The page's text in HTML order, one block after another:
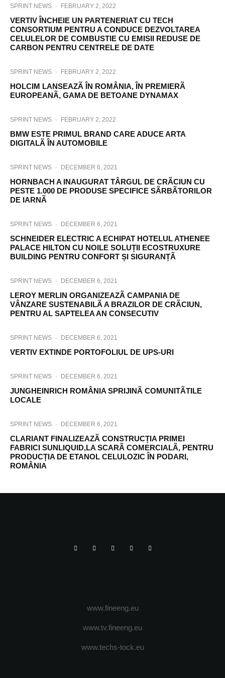
SPRINT NEWS · FEBRUARY 2, 2022
VERTIV ÎNCHEIE UN PARTENERIAT CU TECH
CONSORTIUM PENTRU A CONDUCE DEZVOLTAREA
CELULELOR DE COMBUSTIE CU EMISII REDUSE DE
CARBON PENTRU CENTRELE DE DATE
SPRINT NEWS · FEBRUARY 2, 2022
HOLCIM LANSEAZÃ ÎN ROMÂNIA, ÎN PREMIERÃ
EUROPEANÃ, GAMA DE BETOANE DYNAMAX
SPRINT NEWS · FEBRUARY 2, 2022
BMW ESTE PRIMUL BRAND CARE ADUCE ARTA
DIGITALÃ ÎN AUTOMOBILE
SPRINT NEWS · DECEMBER 6, 2021
HORNBACH A INAUGURAT TÂRGUL DE CRÃCIUN CU
PESTE 1.000 DE PRODUSE SPECIFICE SÃRBÃTORILOR
DE IARNÃ
SPRINT NEWS · DECEMBER 6, 2021
SCHNEIDER ELECTRIC A ECHIPAT HOTELUL ATHENEE
PALACE HILTON CU NOILE SOLUȚII ECOSTRUXURE
BUILDING PENTRU CONFORT ȘI SIGURANȚÃ
SPRINT NEWS · DECEMBER 6, 2021
LEROY MERLIN ORGANIZEAZÃ CAMPANIA DE
VÂNZARE SUSTENABILÃ A BRAZILOR DE CRÃCIUN,
PENTRU AL SAPTELEA AN CONSECUTIV
SPRINT NEWS · DECEMBER 6, 2021
VERTIV EXTINDE PORTOFOLIUL DE UPS-URI
SPRINT NEWS · DECEMBER 6, 2021
JUNGHEINRICH ROMÂNIA SPRIJINÃ COMUNITÃTILE
LOCALE
SPRINT NEWS · DECEMBER 6, 2021
CLARIANT FINALIZEAZÃ CONSTRUCȚIA PRIMEI
FABRICI SUNLIQUID,LA SCARÃ COMERCIALÃ, PENTRU
PRODUCȚIA DE ETANOL CELULOZIC ÎN PODARI,
ROMÂNIA
www.fineeng.eu
www.tv.fineeng.eu
www.techs-tock.eu